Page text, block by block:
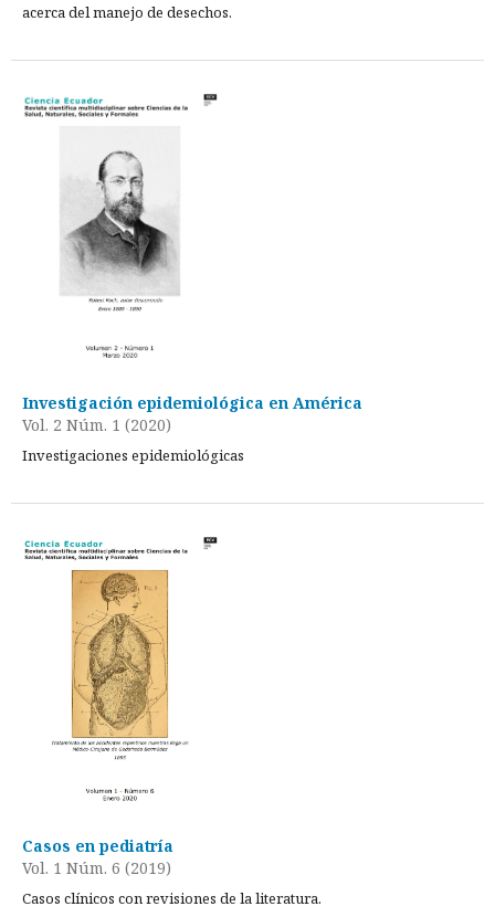
acerca del manejo de desechos.
Investigación epidemiológica en América
Vol. 2 Núm. 1 (2020)
Investigaciones epidemiológicas
Casos en pediatría
Vol. 1 Núm. 6 (2019)
Casos clínicos con revisiones de la literatura.